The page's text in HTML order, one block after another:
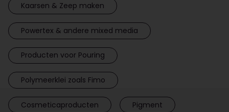
Kaarsen & Zeep maken
Powertex & andere mixed media
Producten voor Pouring
Polymeerklei zoals Fimo
Cosmeticaproducten Pigment